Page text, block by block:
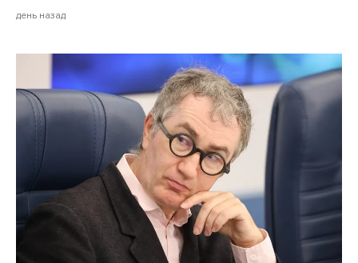
день назад